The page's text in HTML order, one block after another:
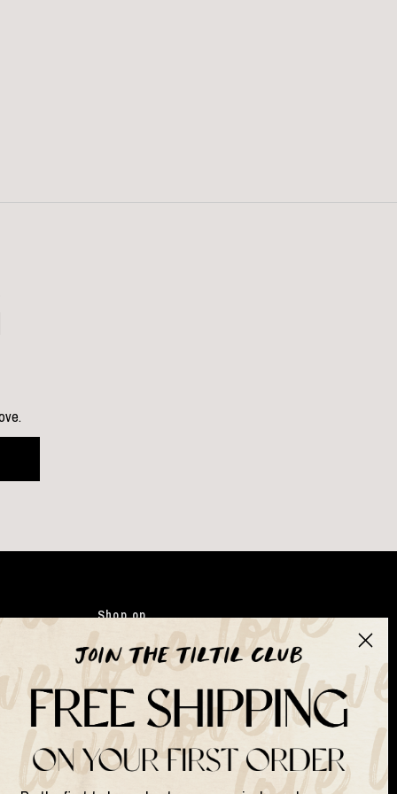
Shop op
Kleding
Japandi
Tassen
Gifts
Kunstbloemen
Suits & Sets